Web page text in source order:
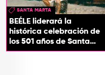
SANTA MARTA
BEÉLE liderará la
histórica celebración de
los 501 años de Santa
Marta